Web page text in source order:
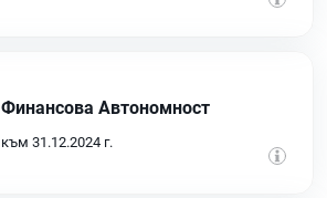
Финансова Автономност
към 31.12.2024 г.